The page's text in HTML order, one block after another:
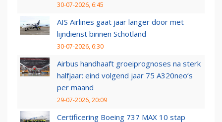
30-07-2026, 6:45
AIS Airlines gaat jaar langer door met
lijndienst binnen Schotland
30-07-2026, 6:30
Airbus handhaaft groeiprognoses na sterk
halfjaar: eind volgend jaar 75 A320neo’s
per maand
29-07-2026, 20:09
Certificering Boeing 737 MAX 10 stap